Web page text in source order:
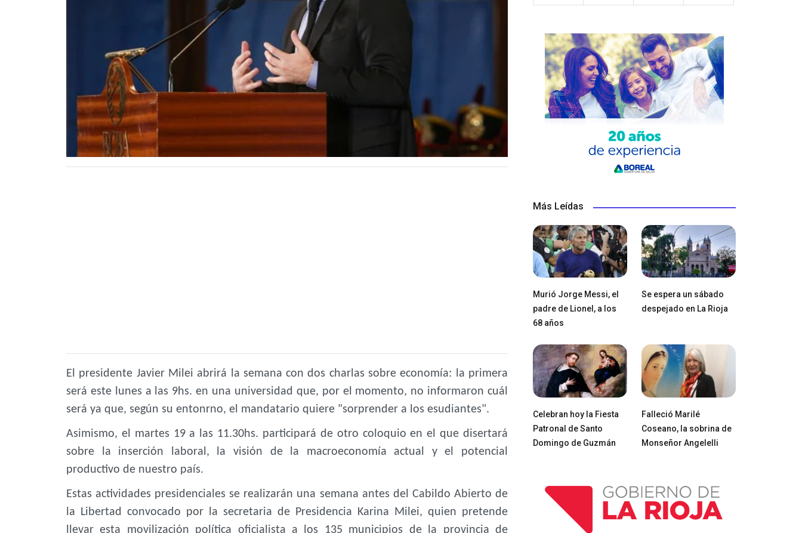
El presidente Javier Milei abrirá la semana con dos charlas sobre economía: la primera
será este lunes a las 9hs. en una universidad que, por el momento, no informaron cuál
será ya que, según su entonrno, el mandatario quiere "sorprender a los esudiantes".
Asimismo, el
martes 19 a las 11.30hs. participará de otro coloquio en el que disertará
sobre la inserción laboral, la visión de la macroeconomía actual y el potencial
productivo de nuestro país.
Estas actividades presidenciales se realizarán una semana antes del Cabildo Abierto de
la Libertad convocado por la secretaria de Presidencia Karina Milei, quien pretende
llevar esta movilización política oficialista a los 135 municipios de la provincia de
Más Leídas
Murió Jorge Messi, el
padre de Lionel, a los
68 años
Se espera un sábado
despejado en La Rioja
Celebran hoy la Fiesta
Patronal de Santo
Domingo de Guzmán
Falleció Marilé
Coseano, la sobrina de
Monseñor Angelelli